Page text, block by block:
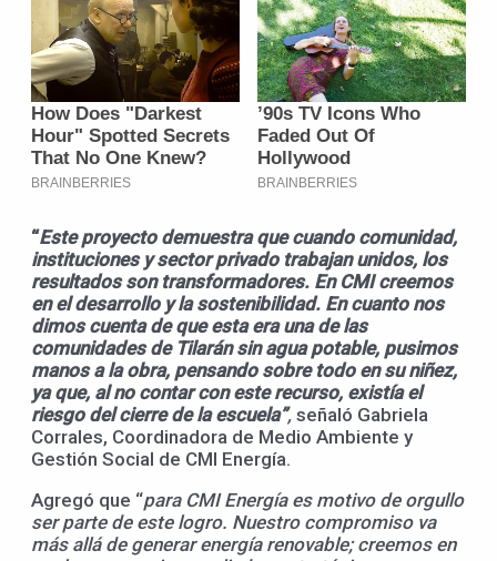
“Este proyecto demuestra que cuando comunidad,
instituciones y sector privado trabajan unidos, los
resultados son transformadores. En CMI creemos
en el desarrollo y la sostenibilidad. En cuanto nos
dimos cuenta de que esta era una de las
comunidades de Tilarán sin agua potable, pusimos
manos a la obra, pensando sobre todo en su niñez,
ya que, al no contar con este recurso, existía el
riesgo del cierre de la escuela”, señaló Gabriela
Corrales, Coordinadora de Medio Ambiente y
Gestión Social de CMI Energía.
Agregó que “para CMI Energía es motivo de orgullo
ser parte de este logro. Nuestro compromiso va
más allá de generar energía renovable; creemos en